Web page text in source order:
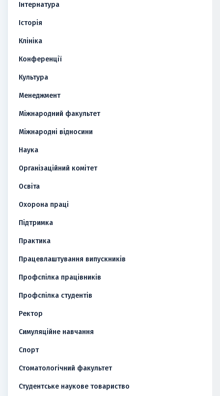
Інтернатура
Історія
Клініка
Конференції
Культура
Менеджмент
Міжнародний факультет
Міжнародні відносини
Наука
Організаційний комітет
Освіта
Охорона праці
Підтримка
Практика
Працевлаштування випускників
Профспілка працівників
Профспілка студентів
Ректор
Симуляційне навчання
Спорт
Стоматологічний факультет
Студентське наукове товариство